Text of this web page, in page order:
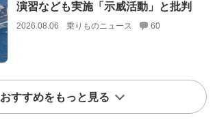
演習なども実施「示威活動」と批判
2026.08.06 乗りものニュース 60
おすすめをもっと見る